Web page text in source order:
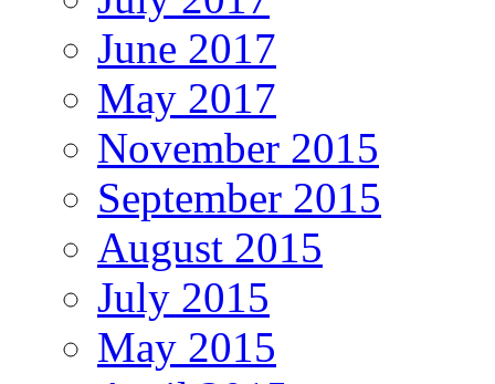
June 2017
May 2017
November 2015
September 2015
August 2015
July 2015
May 2015